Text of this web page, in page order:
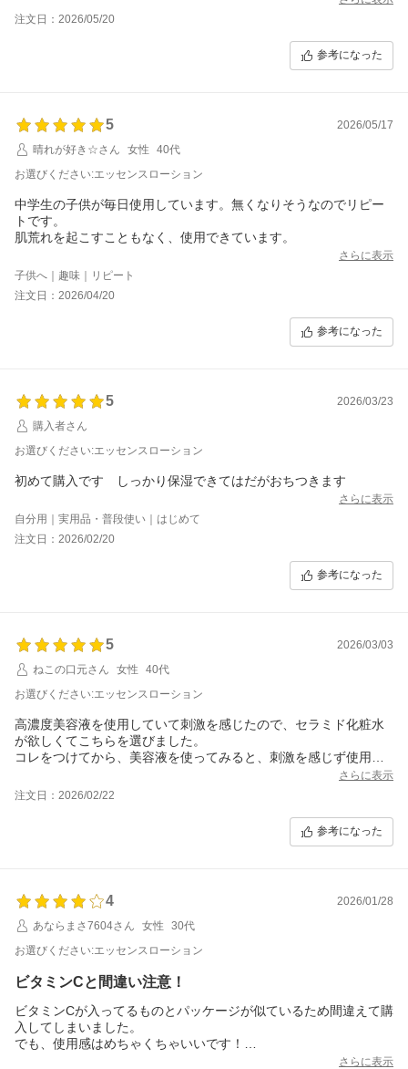
注文日：2026/05/20
参考になった
5
2026/05/17
晴れが好き☆さん
女性
40代
お選びください:エッセンスローション
中学生の子供が毎日使用しています。無くなりそうなのでリピー
トです。
肌荒れを起こすこともなく、使用できています。
さらに表示
子供へ｜趣味｜リピート
注文日：2026/04/20
参考になった
5
2026/03/23
購入者さん
お選びください:エッセンスローション
初めて購入です しっかり保湿できてはだがおちつきます
さらに表示
自分用｜実用品・普段使い｜はじめて
注文日：2026/02/20
参考になった
5
2026/03/03
ねこの口元さん
女性
40代
お選びください:エッセンスローション
高濃度美容液を使用していて刺激を感じたので、セラミド化粧水
が欲しくてこちらを選びました。
コレをつけてから、美容液を使ってみると、刺激を感じず使用で
取り入れて良かったです。
さらに表示
注文日：2026/02/22
参考になった
4
2026/01/28
あならまさ7604さん
女性
30代
お選びください:エッセンスローション
ビタミンCと間違い注意！
ビタミンCが入ってるものとパッケージが似ているため間違えて購
入してしまいました。
でも、使用感はめちゃくちゃいいです！
ベタつかず、さっぱりしている使用感なのに、潤う感じです。
さらに表示